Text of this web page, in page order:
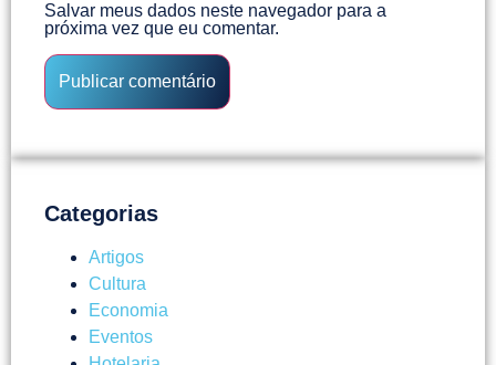
Salvar meus dados neste navegador para a
próxima vez que eu comentar.
Categorias
Artigos
Cultura
Economia
Eventos